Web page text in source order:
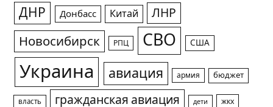
ДНР Донбасс Китай ЛНР
Новосибирск РПЦ СВО США
Украина авиация армия бюджет
власть гражданская авиация дети жкх